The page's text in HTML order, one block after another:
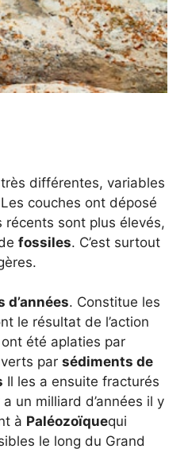
différentes, variables
couches ont déposé
récents sont plus élevés,
fossiles. C’est surtout
d’années. Constitue les
le résultat de l’action
été aplaties par
par sédiments de
Il les a ensuite fracturés
un milliard d’années il y
à Paléozoïquequi
le long du Grand